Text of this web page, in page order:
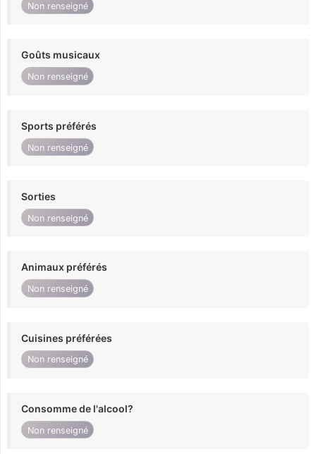
Non renseigné
Goûts musicaux
Non renseigné
Sports préférés
Non renseigné
Sorties
Non renseigné
Animaux préférés
Non renseigné
Cuisines préférées
Non renseigné
Consomme de l'alcool?
Non renseigné